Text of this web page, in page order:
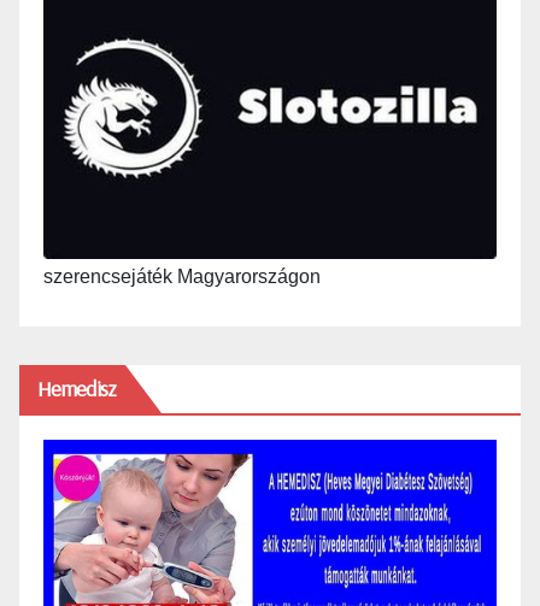
szerencsejáték Magyarországon
Hemedisz